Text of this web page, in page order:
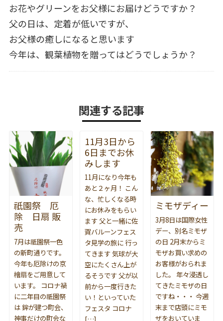
お花やグリーンをお父様にお届けどうですか？
父の日は、定着が低いですが、
お父様の癒しになると思います
今年は、観葉植物を贈ってはどうでしょうか？
関連する記事
祇園祭 厄
除 日扇 販
売
7月は祇園祭一色
の新町通りです。
今年も厄除けの京
檜扇をご用意して
います。 コロナ禍
に二年目の祇園祭
は 鉾が建つ町会、
神事だけの町会な
11月3日から
6日までお休
みします
11月になり今年も
あと２ヶ月！ こん
な、忙しくなる時
にお休みをもらい
ます 父と一緒に佐
賀バルーンフェス
タ見学の旅に 行っ
てきます 気球が大
空にたくさん上が
るそうです 父が以
前から一度行きた
い！といっていた
フェスタ コロナ
ミモザディー
3月8日は国際女性
デー、別名ミモザ
の日 2月末からミ
モザお買い求めの
お客様がおられま
した。 年々浸透し
てきたミモザの日
ですね・・・ 今週
末まで店頭にミモ
ザをおいていま